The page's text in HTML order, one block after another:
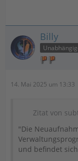
Billy
14. Mai 2025 um 13:33
Zitat von
"Die
und befindet